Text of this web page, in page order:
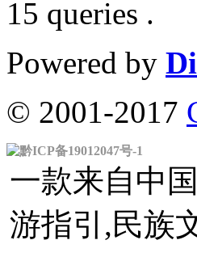
15 queries .
Powered by
© 2001-2017
黔ICP备19012047号-1
一款来自中
游指引,民族